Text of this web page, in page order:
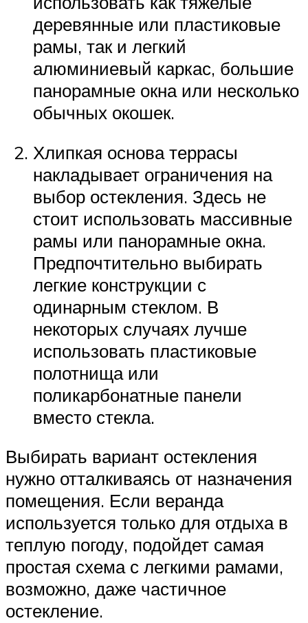
деревянные или пластиковые
рамы, так и легкий
алюминиевый каркас, большие
панорамные окна или несколько
обычных окошек.
Хлипкая основа террасы
накладывает ограничения на
выбор остекления. Здесь не
стоит использовать массивные
рамы или панорамные окна.
Предпочтительно выбирать
легкие конструкции с
одинарным стеклом. В
некоторых случаях лучше
использовать пластиковые
полотнища или
поликарбонатные панели
вместо стекла.
Выбирать вариант остекления
нужно отталкиваясь от назначения
помещения. Если веранда
используется только для отдыха в
теплую погоду, подойдет самая
простая схема с легкими рамами,
возможно, даже частичное
остекление.